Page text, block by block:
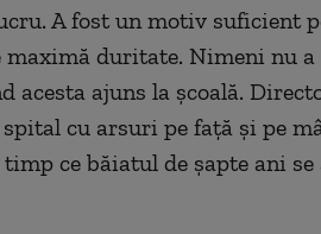
A fost un motiv suficient
maximă duritate. Nimeni nu
acesta ajuns la şcoală.
cu arsuri pe faţă şi pe
ce băiatul de şapte ani se